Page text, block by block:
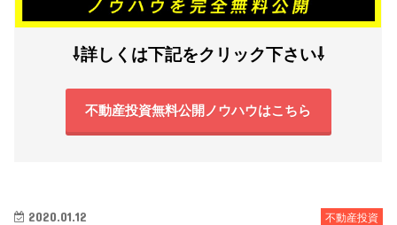
⇩詳しくは下記をクリック下さい⇩
不動産投資無料公開ノウハウはこちら
不動産投資
2020.01.12